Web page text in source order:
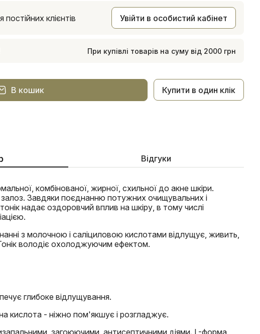
клієнтів Увійти в особистий кабінет
При купівлі товарів на суму від 2000 грн
В кошик Купити в один клік
Відгуки
комбінованої, жирної, схильної до акне шкіри.
залоз. Завдяки поєднанню потужних очищувальних і
надає оздоровчий вплив на шкіру, в тому числі
з молочною і саліциловою кислотами відлущує, живить,
володіє охолоджуючим ефектом.
глибоке відлущування.
кислота - ніжно пом'якшує і розгладжує.
загоюючими, антисептичними діями. L-форма